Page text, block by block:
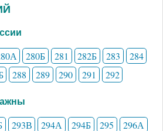
280Б 281 282Б 283
284
288 289 290 291 292
293В 294А 294Б 295
296А